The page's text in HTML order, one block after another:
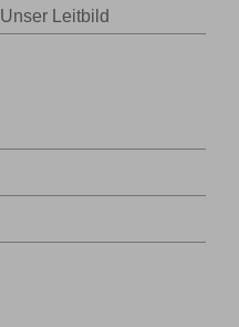
Unser Leitbild